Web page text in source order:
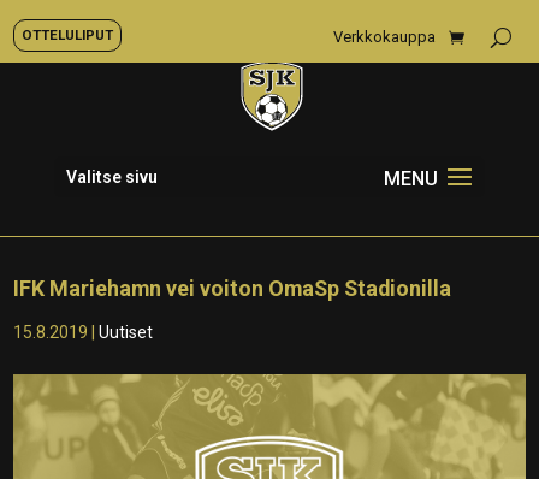
OTTELULIPUT Verkkokauppa
Valitse sivu
IFK Mariehamn vei voiton OmaSp Stadionilla
15.8.2019 |Uutiset